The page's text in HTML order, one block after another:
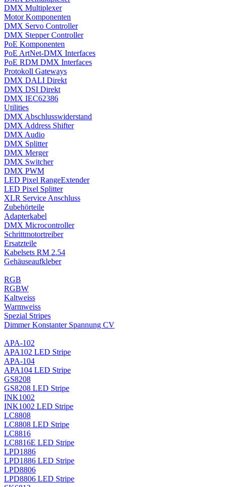
DMX Multiplexer
Motor Komponenten
DMX Servo Controller
DMX Stepper Controller
PoE Komponenten
PoE ArtNet-DMX Interfaces
PoE RDM DMX Interfaces
Protokoll Gateways
DMX DALI Direkt
DMX DSI Direkt
DMX IEC62386
Utilities
DMX Abschlusswiderstand
DMX Address Shifter
DMX Audio
DMX Splitter
DMX Merger
DMX Switcher
DMX PWM
LED Pixel RangeExtender
LED Pixel Splitter
XLR Service Anschluss
Zubehörteile
Adapterkabel
DMX Microcontroller
Schrittmotortreiber
Ersatzteile
Kabelsets RM 2.54
Gehäuseaufkleber
RGB
RGBW
Kaltweiss
Warmweiss
Spezial Stripes
Dimmer Konstanter Spannung CV
APA-102
APA102 LED Stripe
APA-104
APA104 LED Stripe
GS8208
GS8208 LED Stripe
INK1002
INK1002 LED Stripe
LC8808
LC8808 LED Stripe
LC8816
LC8816E LED Stripe
LPD1886
LPD1886 LED Stripe
LPD8806
LPD8806 LED Stripe